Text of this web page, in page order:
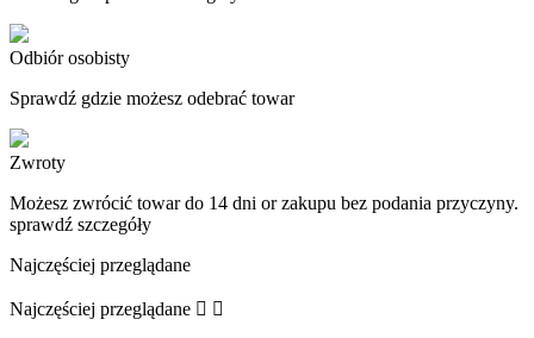
Odbiór osobisty
Sprawdź gdzie możesz odebrać towar
Zwroty
Możesz zwrócić towar do 14 dni or zakupu bez podania przyczyny.
sprawdź szczegóły
Najczęściej przeglądane
Najczęściej przeglądane  